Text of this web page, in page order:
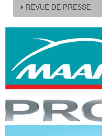
REVUE DE PRESSE